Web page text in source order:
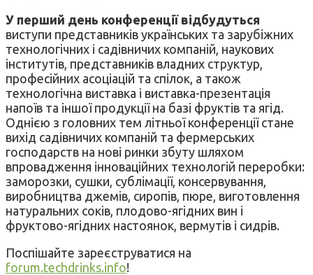
У перший день конференції відбудуться
виступи представників українських та зарубіжних
технологічних і садівничих компаній, наукових
інститутів, представників владних структур,
професійних асоціацій та спілок, а також
технологічна виставка і виставка-презентація
напоїв та іншої продукції на базі фруктів та ягід.
Однією з головних тем літньої конференції стане
вихід садівничих компаній та фермерських
господарств на нові ринки збуту шляхом
впровадження інноваційних технологій переробки:
заморозки, сушки, сублімації, консервування,
виробництва джемів, сиропів, пюре, виготовлення
натуральних соків, плодово-ягідних вин і
фруктово-ягідних настоянок, вермутів і сидрів.
Поспішайте зареєструватися на
forum.techdrinks.info!